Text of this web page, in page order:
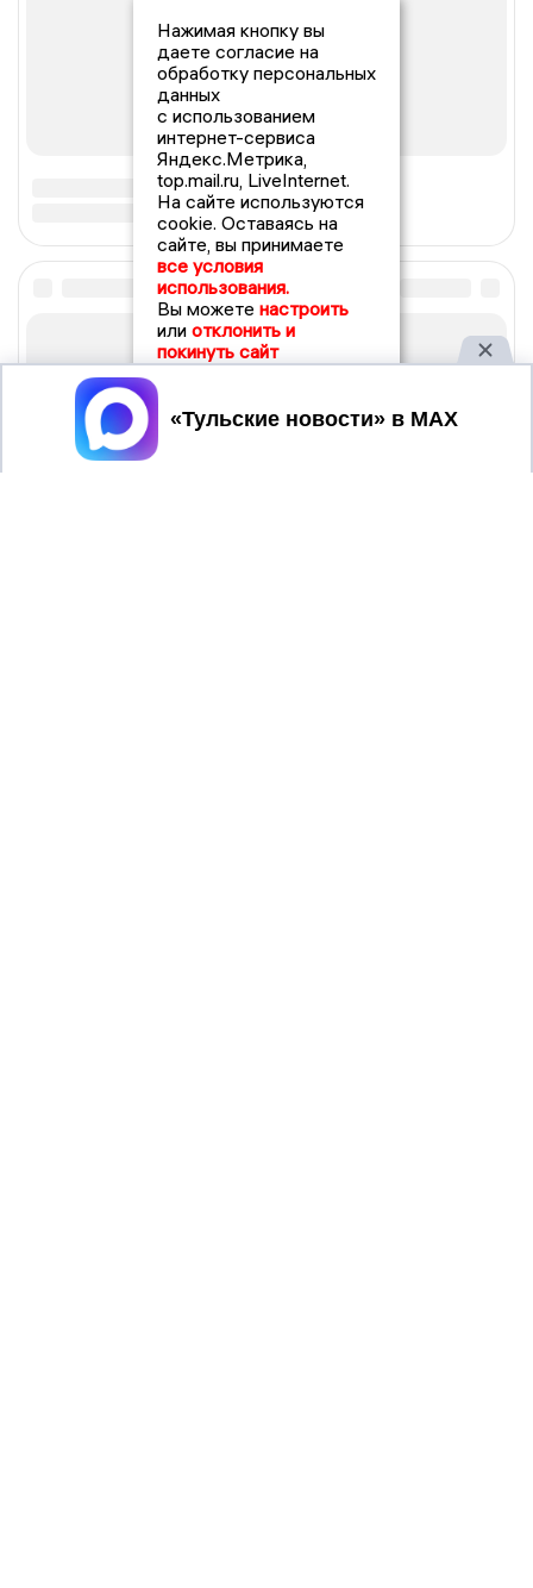
Нажимая кнопку вы
даете согласие на
обработку персональных
данных
с использованием
интернет-сервиса
Яндекс.Метрика,
top.mail.ru, LiveInternet.
На сайте используются
cookie. Оставаясь на
сайте, вы принимаете
все условия
использования.
Вы можете настроить
или отклонить и
покинуть сайт
Принять